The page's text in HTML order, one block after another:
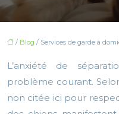
/ Blog / Services de garde à
L’anxiété de
problème courant.
non citée ici pour